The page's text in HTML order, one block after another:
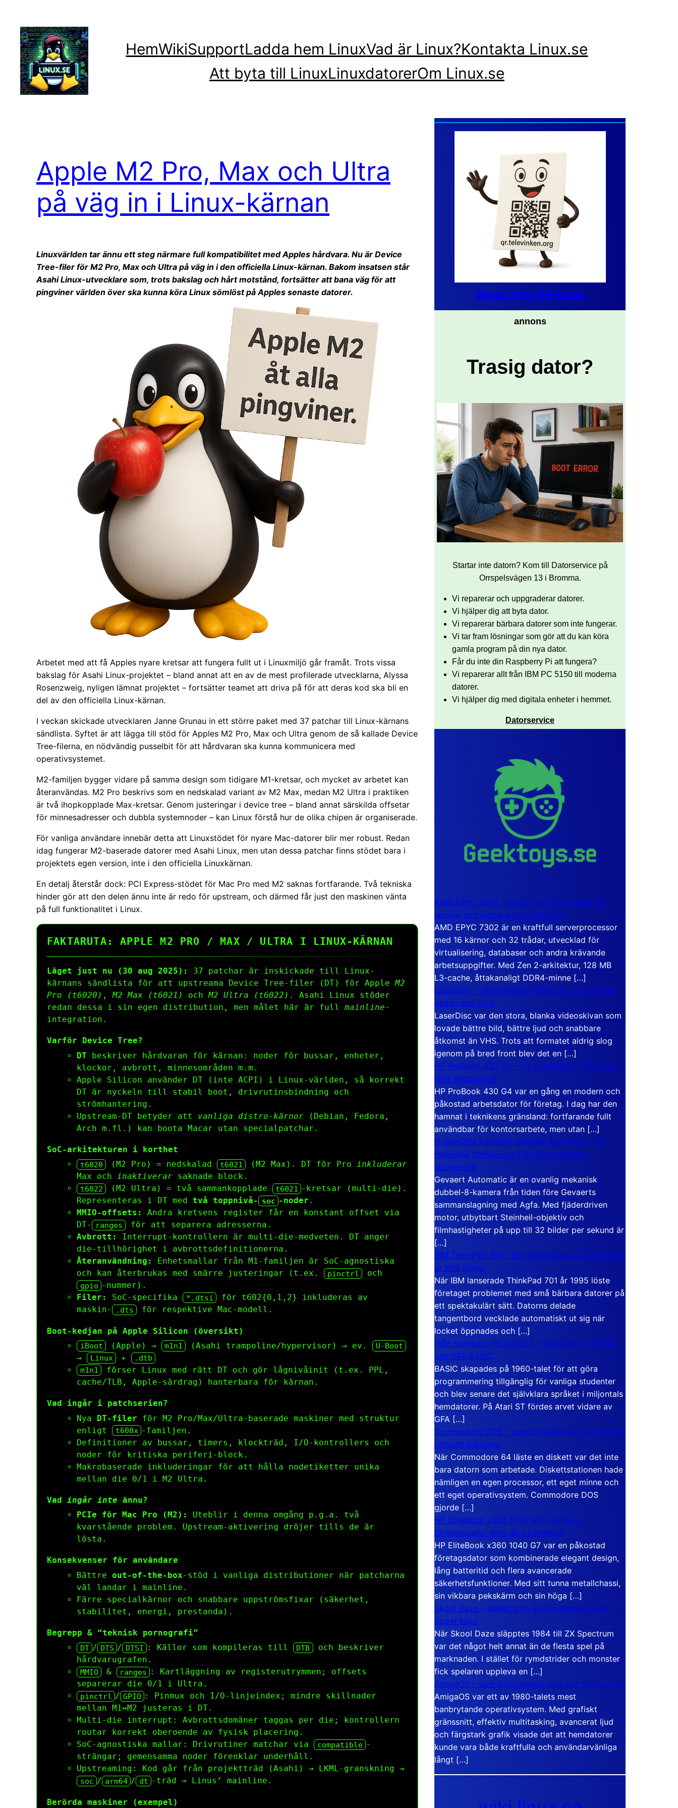
innehåll
HemWikiSupportLadda hem LinuxVad är Linux?Kontakta Linux.se
Att byta till LinuxLinuxdatorerOm Linux.se
Apple M2 Pro, Max och Ultra
på väg in i Linux-kärnan
Linuxvärlden tar ännu ett steg närmare full kompatibilitet med Apples hårdvara. Nu är Device
Tree-filer för M2 Pro, Max och Ultra på väg in i den officiella Linux-kärnan. Bakom insatsen står
Asahi Linux-utvecklare som, trots bakslag och hårt motstånd, fortsätter att bana väg för att
pingviner världen över ska kunna köra Linux sömlöst på Apples senaste datorer.
Arbetet med att få Apples nyare kretsar att fungera fullt ut i Linuxmiljö går framåt. Trots vissa
bakslag för Asahi Linux-projektet – bland annat att en av de mest profilerade utvecklarna, Alyssa
Rosenzweig, nyligen lämnat projektet – fortsätter teamet att driva på för att deras kod ska bli en
del av den officiella Linux-kärnan.
I veckan skickade utvecklaren Janne Grunau in ett större paket med 37 patchar till Linux-kärnans
sändlista. Syftet är att lägga till stöd för Apples M2 Pro, Max och Ultra genom de så kallade Device
Tree-filerna, en nödvändig pusselbit för att hårdvaran ska kunna kommunicera med
operativsystemet.
M2-familjen bygger vidare på samma design som tidigare M1-kretsar, och mycket av arbetet kan
återanvändas. M2 Pro beskrivs som en nedskalad variant av M2 Max, medan M2 Ultra i praktiken
är två ihopkopplade Max-kretsar. Genom justeringar i device tree – bland annat särskilda offsetar
för minnesadresser och dubbla systemnoder – kan Linux förstå hur de olika chipen är organiserade.
För vanliga användare innebär detta att Linuxstödet för nyare Mac-datorer blir mer robust. Redan
idag fungerar M2-baserade datorer med Asahi Linux, men utan dessa patchar finns stödet bara i
projektets egen version, inte i den officiella Linuxkärnan.
En detalj återstår dock: PCI Express-stödet för Mac Pro med M2 saknas fortfarande. Två tekniska
hinder gör att den delen ännu inte är redo för upstream, och därmed får just den maskinen vänta
på full funktionalitet i Linux.
FAKTARUTA: APPLE M2 PRO / MAX / ULTRA I LINUX-KÄRNAN
Läget just nu (30 aug 2025):
37 patchar är inskickade till Linux-
kärnans sändlista för att upstreama Device Tree-filer (DT) för AppleM2
Pro (t6020) ,M2 Max (t6021) ochM2 Ultra (t6022) . Asahi Linux stöder
redan dessa i sin egen distribution, men målet här är full mainline-
integration.
Varför Device Tree?
DT beskriver hårdvaran för kärnan: noder för bussar, enheter,
klockor, avbrott, minnesområden m.m.
Apple Silicon använder DT (inte ACPI) i Linux-världen, så korrekt
DT är nyckeln till stabil boot, drivrutinsbindning och
strömhante­ring.
Upstream-DT betyder att vanliga distro-kärnor (Debian, Fedora,
Arch m.fl.) kan boota Macar utan specialpatchar.
SoC-arkitekturen i korthet
t6020 (M2 Pro) = nedskalad t6021 (M2 Max). DT för Proinkluderar
Max ochinaktiverar saknade block.
t6022 (M2 Ultra) = två sammankopplade t6021
-kretsar (multi-die).
Representeras i DT medtvå toppnivå- soc -noder .
MMIO-offsets:
Andra kretsens register får en konstant offset via
DT- ranges för att separera adresserna.
Avbrott:
Interrupt-kontrollern är multi-die-medveten. DT anger
die-tillhörighet i avbrottsdefinitionerna.
Återanvändning:
Enhetsmallar från M1-familjen är SoC-agnostiska
och kan återbrukas med smärre justeringar (t.ex. pinctrl och
gpio -nummer).
Filer:
SoC-specifika *.dtsi för t602{0,1,2} inkluderas av
maskin- .dts för respektive Mac-modell.
Boot-kedjan på Apple Silicon (översikt)
iBoot (Apple) → m1n1 (Asahi trampoline/hypervisor) → ev. U-Boot
→ Linux +
.dtb
m1n1 förser Linux med rätt DT och gör lågnivåinit (t.ex. PPL,
cache/TLB, Apple-särdrag) hanterbara för kärnan.
Vad ingår i patchserien?
Nya DT-filer för M2 Pro/Max/Ultra-baserade maskiner med struktur
enligt t600x -familjen.
Definitioner av bussar, timers, klockträd, I/O-kontrollers och
noder för kritiska periferi-block.
Makrobaserade inkluderingar för att hålla nodetiketter unika
mellan die 0/1 i M2 Ultra.
Vad ingår inte ännu?
PCIe för Mac Pro (M2):
Uteblir i denna omgång p.g.a. två
kvarstående problem. Upstream-aktivering dröjer tills de är
lösta.
Konsekvenser för användare
Bättreout-of-the-box-stöd i vanliga distributioner när patcharna
väl landar i mainline.
Färre specialkärnor och snabbare uppströmsfixar (säkerhet,
stabilitet, energi, prestanda).
Begrepp & “teknisk pornografi”
DT / DTS / DTSI : Källor som kompileras till DTB och beskriver
hårdvarugrafen.
MMIO & ranges : Kartläggning av registerutrymmen; offsets
separerar die 0/1 i Ultra.
pinctrl / GPIO : Pinmux och I/O-linjeindex; mindre skillnader
mellan M1↔M2 justeras i DT.
Multi-die interrupt: Avbrottsdomäner taggas per die; kontrollern
routar korrekt oberoende av fysisk placering.
SoC-agnostiska mallar: Drivrutiner matchar via compatible -
strängar; gemensamma noder förenklar underhåll.
Upstreaming: Kod går från projektträd (Asahi) → LKML-granskning →
soc / arm64 / dt -träd → Linus’ mainline.
Berörda maskiner (exempel)
Skapa egna QR-koder
annons
Trasig dator?
Startar inte datorn? Kom till Datorservice på
Orrspelsvägen 13 i Bromma.
Vi reparerar och uppgraderar datorer.
Vi hjälper dig att byta dator.
Vi reparerar bärbara datorer som inte fungerar.
Vi tar fram lösningar som gör att du kan köra
gamla program på din nya dator.
Får du inte din Raspberry Pi att fungera?
Vi reparerar allt från IBM PC 5150 till moderna
datorer.
Vi hjälper dig med digitala enheter i hemmet.
Datorservice
AMD EPYC 7302 – sexton kärnor byggda för
servrar och tunga arbetsstationer
AMD EPYC 7302 är en kraftfull serverprocessor
med 16 kärnor och 32 trådar, utvecklad för
virtualisering, databaser och andra krävande
arbetsuppgifter. Med Zen 2-arkitektur, 128 MB
L3-cache, åttakanaligt DDR4-minne […]
LaserDisc – den jättelika filmskivan som visade
vägen mot DVD
LaserDisc var den stora, blanka videoskivan som
lovade bättre bild, bättre ljud och snabbare
åtkomst än VHS. Trots att formatet aldrig slog
igenom på bred front blev det en […]
HP ProBook 430 G4 – en arbetsdator från tiden
före Windows 11
HP ProBook 430 G4 var en gång en modern och
påkostad arbetsdator för företag. I dag har den
hamnat i teknikens gränsland: fortfarande fullt
användbar för kontorsarbete, men utan […]
Dubbelåtta Kameran Gevaert Automatic – en
mekanisk filmkamera från 8 mm-filmens
storhetstid
Gevaert Automatic är en ovanlig mekanisk
dubbel-8-kamera från tiden före Gevaerts
sammanslagning med Agfa. Med fjäderdriven
motor, utbytbart Steinheil-objektiv och
filmhastigheter på upp till 32 bilder per sekund är
[…]
IBM ThinkPad 701 – den lilla datorn som vecklade
ut sina vingar
När IBM lanserade ThinkPad 701 år 1995 löste
företaget problemet med små bärbara datorer på
ett spektakulärt sätt. Datorns delade
tangentbord vecklade automatiskt ut sig när
locket öppnades och […]
Från stordator till Atari ST – historien om BASIC
och GFA BASIC
BASIC skapades på 1960-talet för att göra
programmering tillgänglig för vanliga studenter
och blev senare det självklara språket i miljontals
hemdatorer. På Atari ST fördes arvet vidare av
GFA […]
Commodore DOS – operativsystemet som bodde
i diskettstationen
När Commodore 64 läste en diskett var det inte
bara datorn som arbetade. Diskettstationen hade
nämligen en egen processor, ett eget minne och
ett eget operativsystem. Commodore DOS
gjorde […]
HP EliteBook x360 1040 G7 – en lyxig
företagsdator med lång batteritid
HP EliteBook x360 1040 G7 var en påkostad
företagsdator som kombinerade elegant design,
lång batteritid och flera avancerade
säkerhetsfunktioner. Med sitt tunna metallchassi,
sin vikbara pekskärm och sin höga […]
Skool Daze – spelet som gjorde skolan till ett
öppet kaos
När Skool Daze släpptes 1984 till ZX Spectrum
var det något helt annat än de flesta spel på
marknaden. I stället för rymdstrider och monster
fick spelaren uppleva en […]
AmigaOS – operativsystemet som var före sin tid
AmigaOS var ett av 1980-talets mest
banbrytande operativsystem. Med grafiskt
gränssnitt, effektiv multitasking, avancerat ljud
och färgstark grafik visade det att hemdatorer
kunde vara både kraftfulla och användarvänliga
långt […]